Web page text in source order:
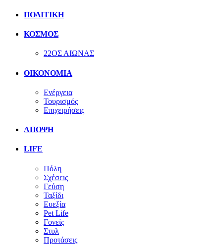
ΠΟΛΙΤΙΚΗ
ΚΟΣΜΟΣ
22ΟΣ ΑΙΩΝΑΣ
ΟΙΚΟΝΟΜΙΑ
Ενέργεια
Τουρισμός
Επιχειρήσεις
ΑΠΟΨΗ
LIFE
Πόλη
Σχέσεις
Γεύση
Ταξίδι
Ευεξία
Pet Life
Γονείς
Στυλ
Προτάσεις